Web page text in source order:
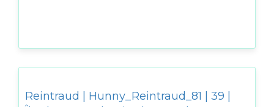
Reintraud | Hunny_Reintraud_81 | 39 |